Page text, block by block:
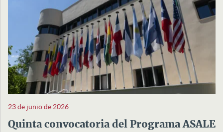
23 de junio de 2026
Quinta convocatoria del Programa ASALE